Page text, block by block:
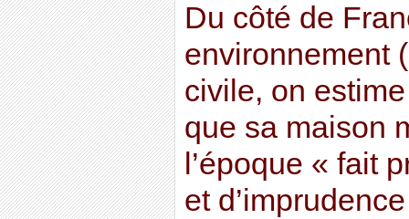
Du côté de
environnement
civile, on
que sa maison
l’époque « fait
et